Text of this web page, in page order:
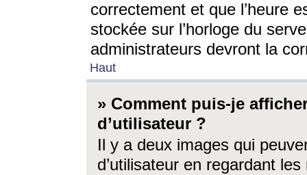
correctement et que l’heure
stockée sur l’horloge du
administrateurs devront la
Haut
» Comment puis-je
d’utilisateur ?
Il y a deux images qui
d’utilisateur en regardant